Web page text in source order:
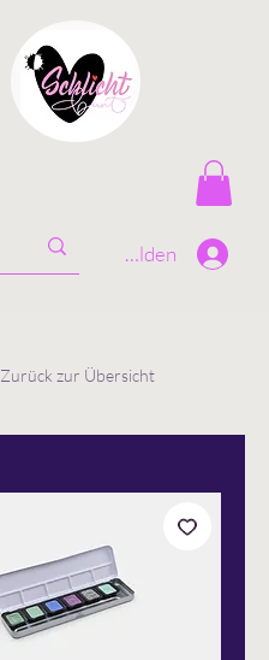
Anmelden
Zurück zur Übersicht